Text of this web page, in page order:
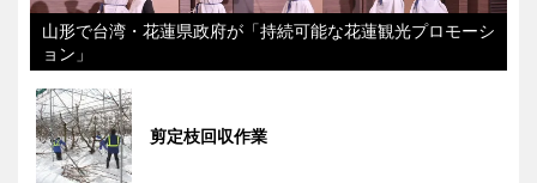
山形で台湾・花蓮県政府が「持続可能な花蓮観光プロモーシ
ョン」
剪定枝回収作業